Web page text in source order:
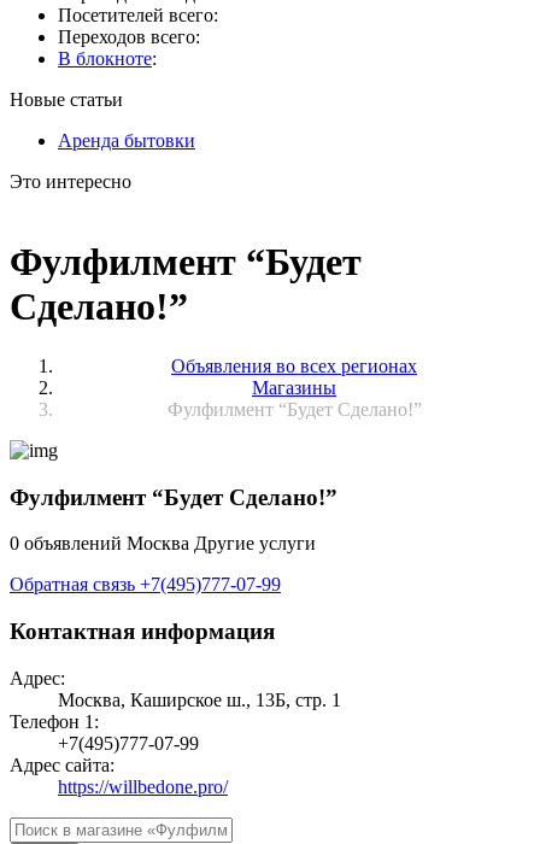
Посетителей всего:
Переходов всего:
В блокноте:
Новые статьи
Аренда бытовки
Это интересно
Фулфилмент “Будет
Сделано!”
Объявления во всех регионах
Магазины
Фулфилмент “Будет Сделано!”
Фулфилмент “Будет Сделано!”
0 объявлений Москва Другие услуги
Обратная связь +7(495)777-07-99
Контактная информация
Адрес:
Москва, Каширское ш., 13Б, стр. 1
Телефон 1:
+7(495)777-07-99
Адрес сайта:
https://willbedone.pro/